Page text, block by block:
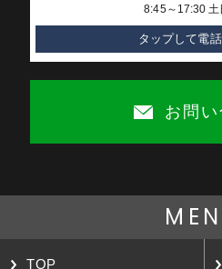
8:45～17:30 土
タップして電
お問
TOP